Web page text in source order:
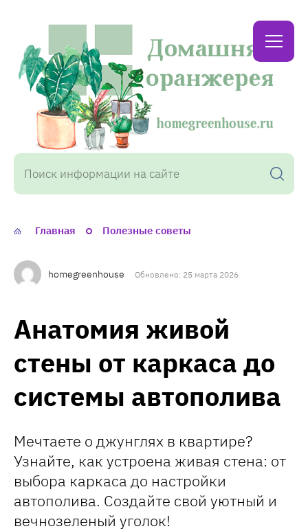
Домашняя
оранжерея
Главная Полезные советы
homegreenhouse Обновлено: 25 марта 2026
Анатомия живой
стены от каркаса до
системы автополива
Мечтаете о джунглях в квартире?
Узнайте, как устроена живая стена: от
выбора каркаса до настройки
автополива. Создайте свой уютный и
вечнозеленый уголок!